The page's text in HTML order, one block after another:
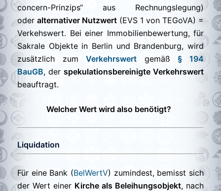
concern-Prinzips“ aus Rechnungslegung)
oder alternativer Nutzwert (EVS 1 von TEGoVA) =
Verkehswert. Bei einer Immobilienbewertung, für
Sakrale Objekte in Berlin und Brandenburg, wird
zusätzlich zumVerkehrswert gemäß § 194
BauGB, der spekulationsbereinigte Verkehrswert
beauftragt.
Welcher Wert wird also benötigt?
Liquidation
Für eine Bank (BelWertV) zumindest, bemisst sich
der Wert einer Kirche als Beleihungsobjekt, nach